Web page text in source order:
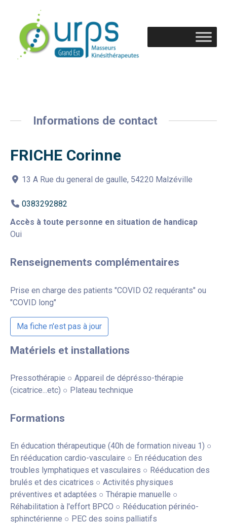
Informations de contact
FRICHE Corinne
13 A Rue du general de gaulle, 54220 Malzéville
0383292882
Accès à toute personne en situation de handicap
Oui
Renseignements complémentaires
Prise en charge des patients "COVID O2 requérants" ou
"COVID long"
Ma fiche n'est pas à jour
Matériels et installations
Pressothérapie ○ Appareil de déprésso-thérapie
(cicatrice...etc) ○ Plateau technique
Formations
En éducation thérapeutique (40h de formation niveau 1) ○
En rééducation cardio-vasculaire ○ En rééducation des
troubles lymphatiques et vasculaires ○ Rééducation des
brulés et des cicatrices ○ Activités physiques
préventives et adaptées ○ Thérapie manuelle ○
Réhabilitation à l'effort BPCO ○ Rééducation périnéo-
sphinctérienne ○ PEC des soins palliatifs